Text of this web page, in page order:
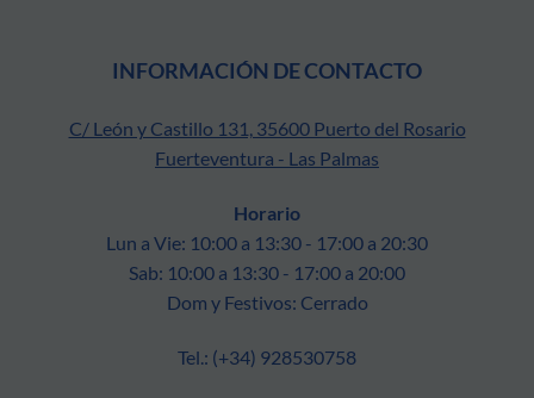
INFORMACIÓN DE CONTACTO
C/ León y Castillo 131, 35600 Puerto del Rosario
Fuerteventura - Las Palmas
Horario
Lun a Vie: 10:00 a 13:30 - 17:00 a 20:30
Sab: 10:00 a 13:30 - 17:00 a 20:00
Dom y Festivos: Cerrado
Tel.: (+34) 928530758